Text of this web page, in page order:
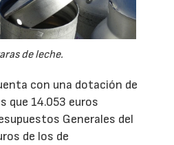
de leche.
con una dotación de
que 14.053 euros
Generales del
de los de